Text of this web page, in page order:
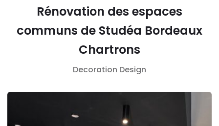
Rénovation des espaces
communs de Studéa Bordeaux
Chartrons
Decoration Design